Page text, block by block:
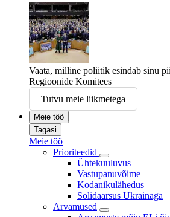
Vaata, milline poliitik esindab sinu
Regioonide Komitees
Tutvu meie liikmetega
Meie töö
Tagasi
Meie töö
Prioriteedid
Ühtekuuluvus
Vastupanuvõime
Kodanikulähedus
Solidaarsus Ukrainaga
Arvamused